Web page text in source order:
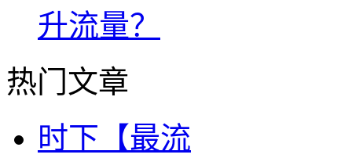
升流量？
热门文章
时下【最流